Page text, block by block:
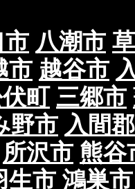
市 八潮市
市 越谷市
町 三郷市
野市 入間
所沢市 熊谷
生市 鴻巣市